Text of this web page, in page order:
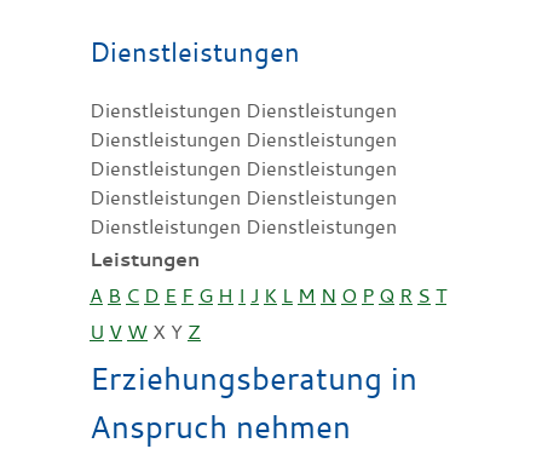
Dienstleistungen
Dienstleistungen Dienstleistungen
Dienstleistungen Dienstleistungen
Dienstleistungen Dienstleistungen
Dienstleistungen Dienstleistungen
Dienstleistungen Dienstleistungen
Leistungen
A B C D E F G H I J K L M N O P Q R S T
U V W X Y Z
Erziehungsberatung in
Anspruch nehmen